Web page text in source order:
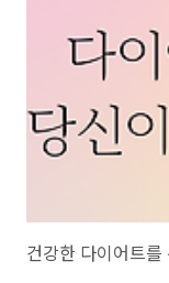
소화불량, 만성염증을
알아보자 목차 유해균
건강한 다이어트